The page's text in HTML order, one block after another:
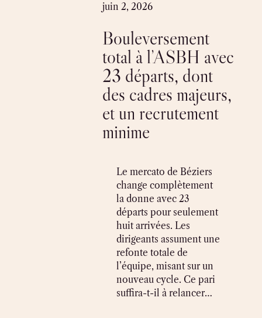
juin 2, 2026
Bouleversement
total à l’ASBH avec
23 départs, dont
des cadres majeurs,
et un recrutement
minime
Le mercato de Béziers
change complètement
la donne avec 23
départs pour seulement
huit arrivées. Les
dirigeants assument une
refonte totale de
l’équipe, misant sur un
nouveau cycle. Ce pari
suffira-t-il à relancer…